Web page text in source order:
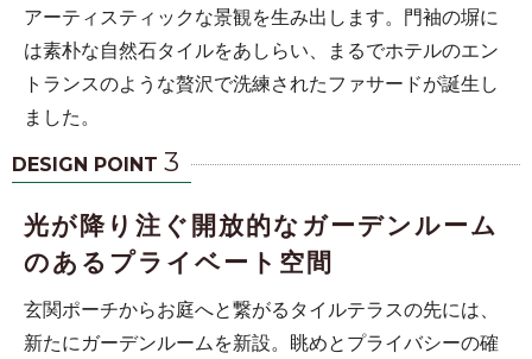
アーティスティックな景観を生み出します。門袖の塀に
は素朴な自然石タイルをあしらい、まるでホテルのエン
トランスのような贅沢で洗練されたファサードが誕生し
ました。
DESIGN POINT 3
光が降り注ぐ開放的なガーデンルーム
のあるプライベート空間
玄関ポーチからお庭へと繋がるタイルテラスの先には、
新たにガーデンルームを新設。眺めとプライバシーの確